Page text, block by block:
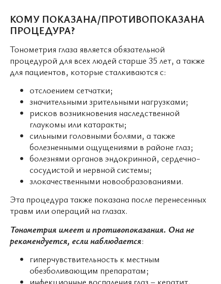
КОМУ ПОКАЗАНА/ПРОТИВОПОКАЗАНА
ПРОЦЕДУРА?
Тонометрия глаза является обязательной
процедурой для всех людей старше 35 лет, а также
для пациентов, которые сталкиваются с:
отслоением сетчатки;
значительными зрительными нагрузками;
рисков возникновения наследственной
глаукомы или катаракты;
сильными головными болями, а также
болезненными ощущениями в районе глаз;
болезнями органов эндокринной, сердечно-
сосудистой и нервной системы;
злокачественными новообразованиями.
Эта процедура также показана после перенесенных
травм или операций на глазах.
Тонометрия имеет и противопоказания. Она не
рекомендуется, если наблюдается:
гиперчувствительность к местным
обезболивающим препаратам;